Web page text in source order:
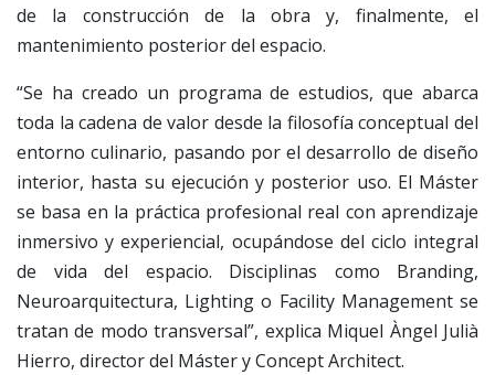
de la construcción de la obra y, finalmente, el
mantenimiento posterior del espacio.
“Se ha creado un programa de estudios, que abarca
toda la cadena de valor desde la filosofía conceptual del
entorno culinario, pasando por el desarrollo de diseño
interior, hasta su ejecución y posterior uso. El Máster
se basa en la práctica profesional real con aprendizaje
inmersivo y experiencial, ocupándose del ciclo integral
de vida del espacio. Disciplinas como Branding,
Neuroarquitectura, Lighting o Facility Management se
tratan de modo transversal”, explica Miquel Àngel Julià
Hierro, director del Máster y Concept Architect.